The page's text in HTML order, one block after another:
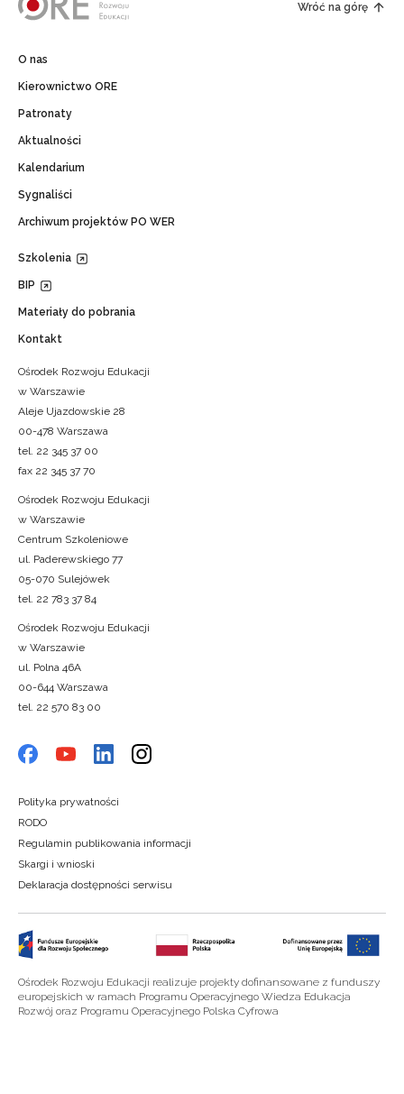
Wróć na górę
O nas
Kierownictwo ORE
Patronaty
Aktualności
Kalendarium
Sygnaliści
Archiwum projektów PO WER
Szkolenia
BIP
Materiały do pobrania
Kontakt
Ośrodek Rozwoju Edukacji
w Warszawie
Aleje Ujazdowskie 28
00-478 Warszawa
tel. 22 345 37 00
fax 22 345 37 70
Ośrodek Rozwoju Edukacji
w Warszawie
Centrum Szkoleniowe
ul. Paderewskiego 77
05-070 Sulejówek
tel. 22 783 37 84
Ośrodek Rozwoju Edukacji
w Warszawie
ul. Polna 46A
00-644 Warszawa
tel. 22 570 83 00
Polityka prywatności
RODO
Regulamin publikowania informacji
Skargi i wnioski
Deklaracja dostępności serwisu
Ośrodek Rozwoju Edukacji realizuje projekty dofinansowane z funduszy
europejskich w ramach Programu Operacyjnego Wiedza Edukacja
Rozwój oraz Programu Operacyjnego Polska Cyfrowa